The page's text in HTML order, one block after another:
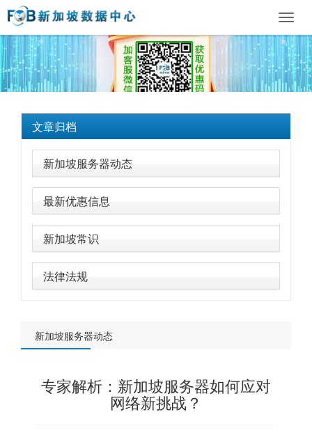
文章归档
新加坡服务器动态
最新优惠信息
新加坡常识
法律法规
新加坡服务器动态
专家解析：新加坡服务器如何应对
网络新挑战？